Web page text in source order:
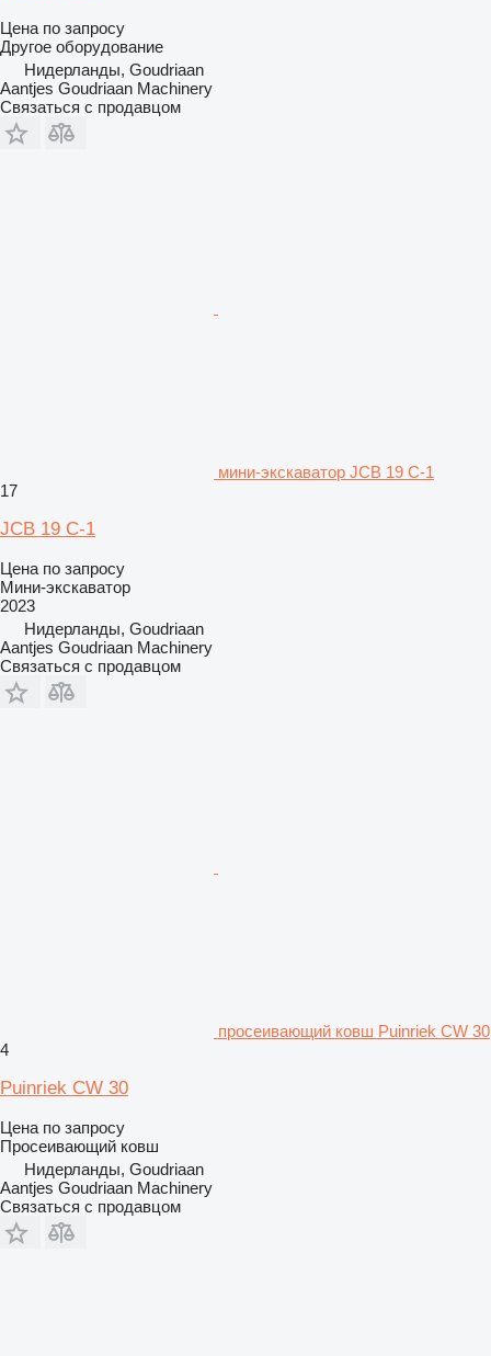
Цена по запросу
Другое оборудование
Нидерланды, Goudriaan
Aantjes Goudriaan Machinery
Связаться с продавцом
мини-экскаватор JCB 19 C-1
17
JCB 19 C-1
Цена по запросу
Мини-экскаватор
2023
Нидерланды, Goudriaan
Aantjes Goudriaan Machinery
Связаться с продавцом
просеивающий ковш Puinriek CW 30
4
Puinriek CW 30
Цена по запросу
Просеивающий ковш
Нидерланды, Goudriaan
Aantjes Goudriaan Machinery
Связаться с продавцом